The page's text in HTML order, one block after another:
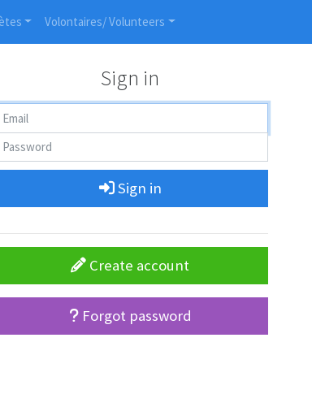
Volontaires/ Volunteers
Sign in
Sign in
Create account
Forgot password